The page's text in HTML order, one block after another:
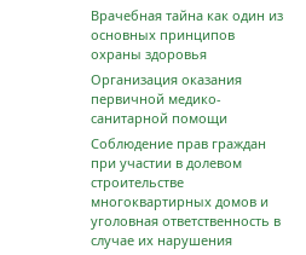
Врачебная тайна как один из
основных принципов
охраны здоровья
Организация оказания
первичной медико-
санитарной помощи
Соблюдение прав граждан
при участии в долевом
строительстве
многоквартирных домов и
уголовная ответственность в
случае их нарушения